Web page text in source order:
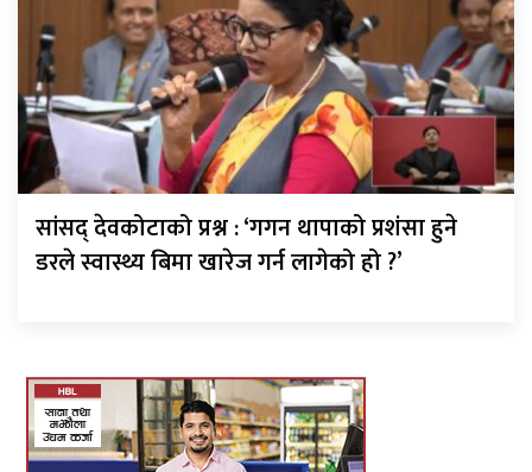
सांसद् देवकोटाको प्रश्न : ‘गगन थापाको प्रशंसा हुने
डरले स्वास्थ्य बिमा खारेज गर्न लागेको हो ?’